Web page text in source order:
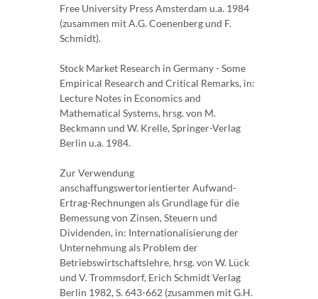
Free University Press Amsterdam u.a. 1984
(zusammen mit A.G. Coenenberg und F.
Schmidt).
Stock Market Research in Germany - Some
Empirical Research and Critical Remarks, in:
Lecture Notes in Economics and
Mathematical Systems, hrsg. von M.
Beckmann und W. Krelle, Springer-Verlag
Berlin u.a. 1984.
Zur Verwendung
anschaffungswertorientierter Aufwand-
Ertrag-Rechnungen als Grundlage für die
Bemessung von Zinsen, Steuern und
Dividenden, in: Internationalisierung der
Unternehmung als Problem der
Betriebswirtschaftslehre, hrsg. von W. Lück
und V. Trommsdorf, Erich Schmidt Verlag
Berlin 1982, S. 643-662 (zusammen mit G.H.